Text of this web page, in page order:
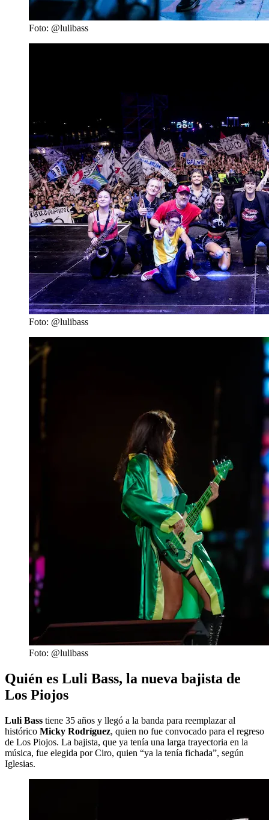
Foto: @lulibass
Foto: @lulibass
Foto: @lulibass
Quién es Luli Bass, la nueva bajista de
Los Piojos
Luli Bass tiene 35 años y llegó a la banda para reemplazar al
histórico Micky Rodríguez, quien no fue convocado para el regreso
de Los Piojos. La bajista, que ya tenía una larga trayectoria en la
música, fue elegida por Ciro, quien “ya la tenía fichada”, según
Iglesias.